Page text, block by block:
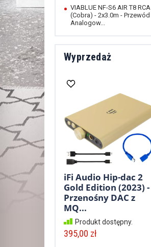
VIABLUE NF-S6 AIR T8 RCA
(Cobra) - 2x3.0m - Przewód
Analogow...
Wyprzedaż
iFi Audio Hip-dac 2
Gold Edition (2023) -
Przenośny DAC z
MQ...
Produkt dostępny.
395,00 zł